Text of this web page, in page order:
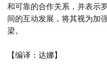
和可靠的合作关系，并表示
间的互动发展，将其视为加
梁。
【编译：达娜】